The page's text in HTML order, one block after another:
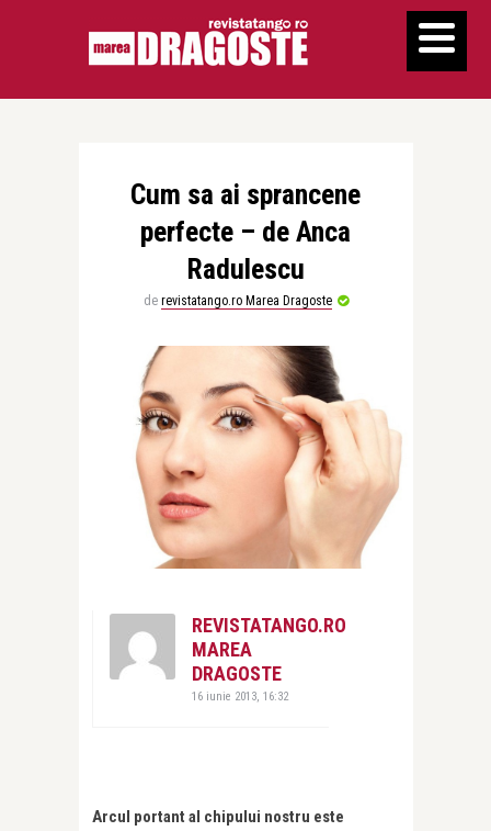
Cum sa ai sprancene
perfecte – de Anca
Radulescu
de revistatango.ro Marea Dragoste
REVISTATANGO.RO
MAREA
DRAGOSTE
16 iunie 2013, 16:32
Arcul portant al chipului nostru este